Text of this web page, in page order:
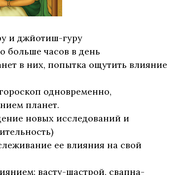
и джйотиш-гуру
больше часов в день
в них, попытка ощутить влияние
одновременно,
планет.
новых исследований и
ее влияния на свой
васту-шастрой, свапна-